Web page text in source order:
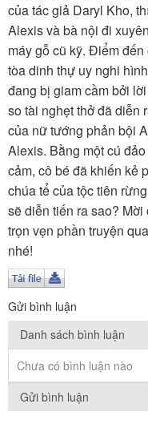
Kết nối VOV6
TÌM KIẾM
Vận hành bởi QI Corp
của tác giả Daryl Kho,
Alexis và bà nội đi
máy gỗ cũ kỹ. Điểm
tòa dinh thự uy nghi
đang bị giam cầm bởi
so tài nghẹt thở đã diễn
của nữ tướng phản bội
Alexis. Bằng một cú
cảm, cô bé đã khiến kẻ
chúa tể của tộc tiên
sẽ diễn tiến ra sao?
trọn vẹn phần truyện
nhé!
Gửi bình luận
Danh sách bình luận
Chưa có bình luận nào
Gửi bình luận